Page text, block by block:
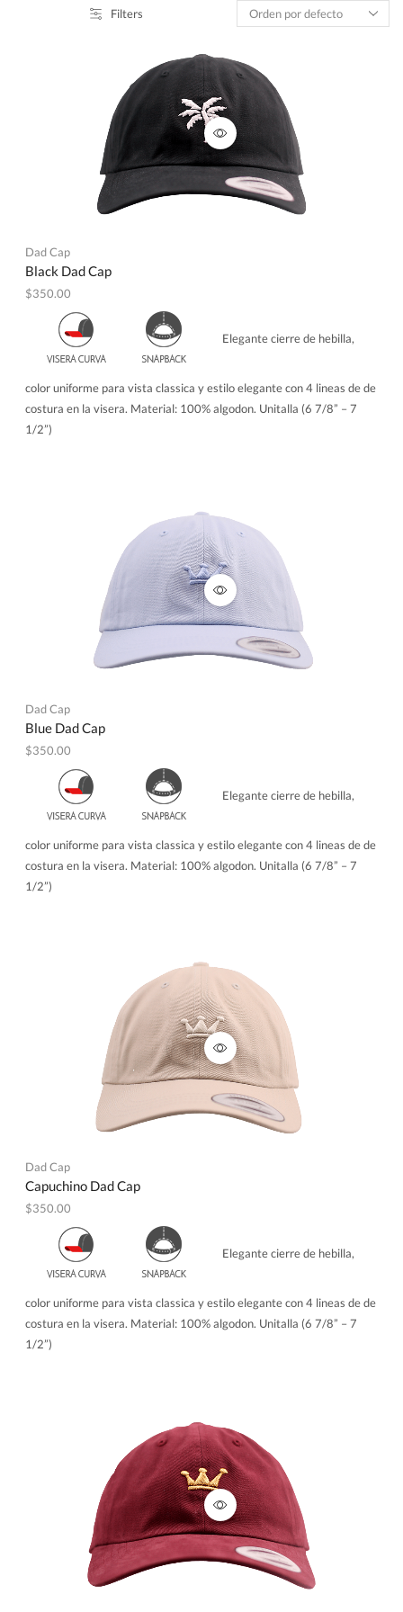
Filters
Dad Cap
Black Dad Cap
$350.00
Elegante cierre de hebilla,
color uniforme para vista classica y estilo elegante con 4 lineas de de
costura en la visera. Material: 100% algodon. Unitalla (6 7/8” – 7
1/2”)
Dad Cap
Blue Dad Cap
$350.00
Elegante cierre de hebilla,
color uniforme para vista classica y estilo elegante con 4 lineas de de
costura en la visera. Material: 100% algodon. Unitalla (6 7/8” – 7
1/2”)
Dad Cap
Capuchino Dad Cap
$350.00
Elegante cierre de hebilla,
color uniforme para vista classica y estilo elegante con 4 lineas de de
costura en la visera. Material: 100% algodon. Unitalla (6 7/8” – 7
1/2”)